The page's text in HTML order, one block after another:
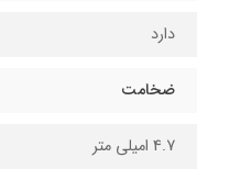
دارد
ضخامت
4.7 امیلی متر